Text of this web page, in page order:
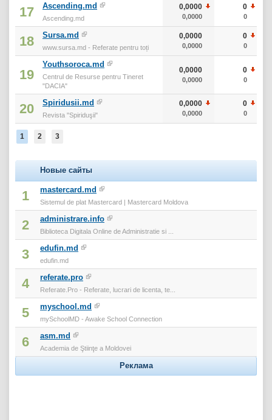
17 Ascending.md
Ascending.md
0,0000
0,0000
0
0
18 Sursa.md
www.sursa.md - Referate pentru toți
0,0000
0,0000
0
0
19
Youthsoroca.md
Centrul de Resurse pentru Tineret
"DACIA"
0,0000
0,0000
0
0
20 Spiridusii.md
Revista "Spiriduşii"
0,0000
0,0000
0
0
1 2 3
Новые сайты
1 mastercard.md
Sistemul de plat Mastercard | Mastercard Moldova
2 administrare.info
Biblioteca Digitala Online de Administratie si ...
3 edufin.md
edufin.md
4 referate.pro
Referate.Pro - Referate, lucrari de licenta, te...
5 myschool.md
mySchoolMD - Awake School Connection
6 asm.md
Academia de Ştiinţe a Moldovei
Реклама